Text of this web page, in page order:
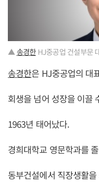
▲송경한HJ중공업 건설부문
송경한은 HJ중공업의 대
회생을 넘어 성장을 이끌
1963년 태어났다.
경희대학교 영문학과를
동부건설에서 직장생활